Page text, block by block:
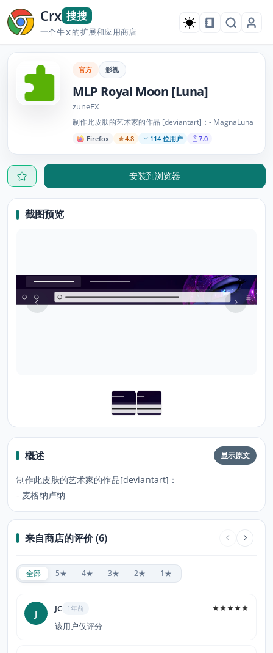
Crx 搜搜
一个牛X的扩展和应用商店
官方 影视
MLP Royal Moon [Luna]
zuneFX
制作此皮肤的艺术家的作品 [deviantart]：- MagnaLuna
Firefox 4.8 114 位用户 7.0
安装到浏览器
截图预览
概述 显示原文
制作此皮肤的艺术家的作品[deviantart]：
- 麦格纳卢纳
来自商店的评价 (6)
全部 5★ 4★ 3★ 2★ 1★
J JC 1年前
该用户仅评分